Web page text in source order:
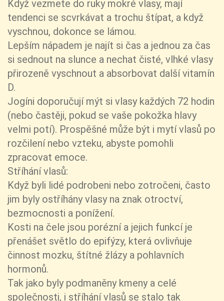
Když vezmete do ruky mokré vlasy, mají
tendenci se scvrkávat a trochu štípat, a když
vyschnou, dokonce se lámou.
Lepším nápadem je najít si čas a jednou za čas
si sednout na slunce a nechat čisté, vlhké vlasy
přirozeně vyschnout a absorbovat další vitamín
D.
Jogíni doporučují mýt si vlasy každých 72 hodin
(nebo častěji, pokud se vaše pokožka hlavy
velmi potí). Prospěšné může být i mytí vlasů po
rozčilení nebo vzteku, abyste pomohli
zpracovat emoce.
Stříhání vlasů:
Když byli lidé podrobeni nebo zotročeni, často
jim byly ostříhány vlasy na znak otroctví,
bezmocnosti a ponížení.
Kosti na čele jsou porézní a jejich funkcí je
přenášet světlo do epifýzy, která ovlivňuje
činnost mozku, štítné žlázy a pohlavních
hormonů.
Tak jako byly podmaněny kmeny a celé
společnosti, i stříhání vlasů se stalo tak